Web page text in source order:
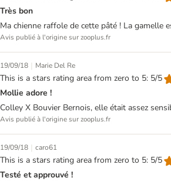
Très bon
Ma chienne raffole de cette pâté ! La gamelle
Avis publié à l'origine sur zooplus.fr
19/09/18 | Marie Del Re
This is a stars rating area from zero to 5: 5/5
Mollie adore !
Colley X Bouvier Bernois, elle était assez
Avis publié à l'origine sur zooplus.fr
19/09/18 | caro61
This is a stars rating area from zero to 5: 5/5
Testé et approuvé !